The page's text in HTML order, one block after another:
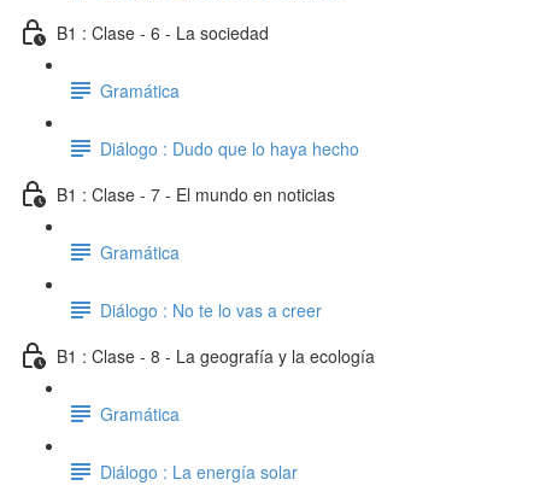
B1 : Clase - 6 - La sociedad
Gramática
Diálogo : Dudo que lo haya hecho
B1 : Clase - 7 - El mundo en noticias
Gramática
Diálogo : No te lo vas a creer
B1 : Clase - 8 - La geografía y la ecología
Gramática
Diálogo : La energía solar